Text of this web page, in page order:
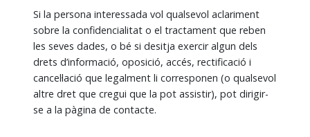
Si la persona interessada vol qualsevol aclariment
sobre la confidencialitat o el tractament que reben
les seves dades, o bé si desitja exercir algun dels
drets d’informació, oposició, accés, rectificació i
cancel·lació que legalment li corresponen (o qualsevol
altre dret que cregui que la pot assistir), pot dirigir-
se a la pàgina de contacte.